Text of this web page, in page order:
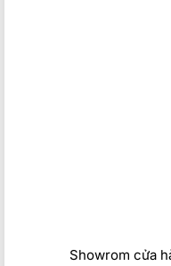
Showrom cửa